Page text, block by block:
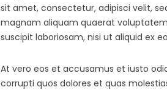
sit amet, consectetur, adipisci velit,
magnam aliquam quaerat
suscipit laboriosam, nisi ut aliquid ex
At vero eos et accusamus et iusto
corrupti quos dolores et quas